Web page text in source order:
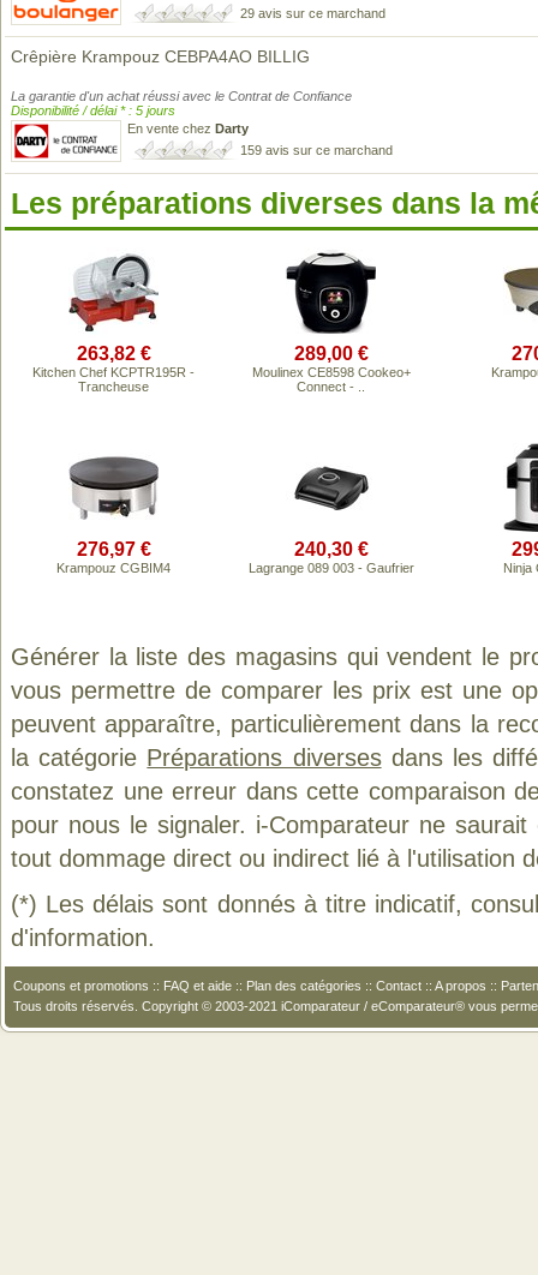
29 avis sur ce marchand
Crêpière Krampouz CEBPA4AO BILLIG
La garantie d'un achat réussi avec le Contrat de Confiance
Disponibilité / délai * : 5 jours
En vente chez Darty
159 avis sur ce marchand
Les préparations diverses dans la
263,82 €
Kitchen Chef KCPTR195R -
Trancheuse
289,00 €
Moulinex CE8598 Cookeo+
Connect - ..
276,97 €
Krampouz CGBIM4
240,30 €
Lagrange 089 003 - Gaufrier Ninja
Générer la liste des magasins qui vendent le
vous permettre de comparer les prix est une
peuvent apparaître, particulièrement dans la
la catégorie Préparations diversesdans les
constatez une erreur dans cette comparaison
pour nous le signaler. i-Comparateur ne
tout dommage direct ou indirect lié à l'utilisation
(*) Les délais sont donnés à titre indicatif,
d'information.
Coupons et promotions :: FAQ et aide :: Plan des catégories :: Contact :: A propos ::
Tous droits réservés. Copyright © 2003-2021 iComparateur / eComparateur® vous